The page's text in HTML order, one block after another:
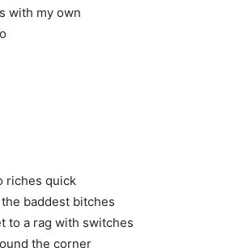
with my own
riches quick
baddest bitches
to a rag with switches
the corner